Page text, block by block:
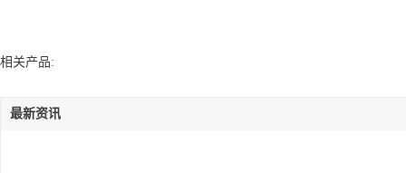
相关产品:
最新资讯